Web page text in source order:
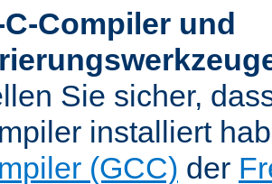
C-Compiler und
Sie sicher,
installiert
(GCC) der